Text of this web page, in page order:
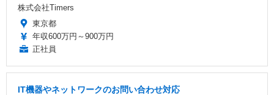
株式会社Timers
東京都
年収600万円～900万円
正社員
IT機器やネットワークのお問い合わせ対応